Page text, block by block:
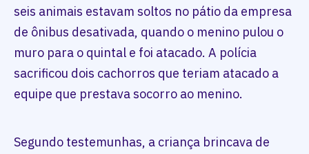
seis animais estavam soltos no pátio da empresa
de ônibus desativada, quando o menino pulou o
muro para o quintal e foi atacado. A polícia
sacrificou dois cachorros que teriam atacado a
equipe que prestava socorro ao menino.
Segundo testemunhas, a criança brincava de